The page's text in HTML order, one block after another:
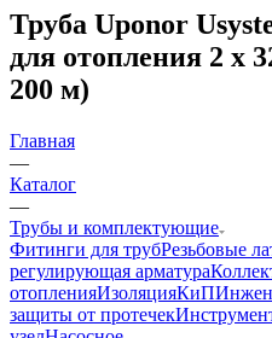
Труба Uponor
для отопления 2 x
200 м)
Главная
—
Каталог
—
Трубы и комплектующие
Фитинги для трубРезьбовые
регулирующая арматура
отопленияИзоляцияКиП
защиты от протечек